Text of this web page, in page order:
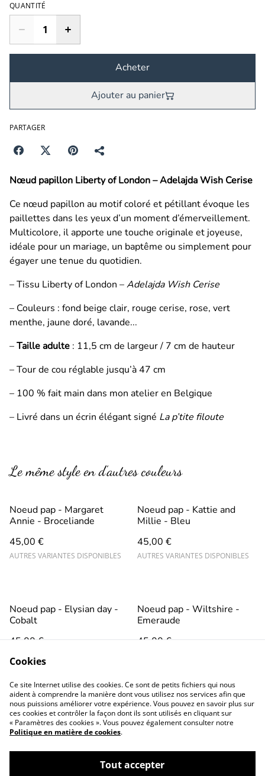
QUANTITÉ
Acheter
Ajouter au panier
PARTAGER
Nœud papillon Liberty of London – Adelajda Wish Cerise
Ce nœud papillon au motif coloré et pétillant évoque les
paillettes dans les yeux d’un moment d’émerveillement.
Multicolore, il apporte une touche originale et joyeuse,
idéale pour un mariage, un baptême ou simplement pour
égayer une tenue du quotidien.
– Tissu Liberty of London –Adelajda Wish Cerise
– Couleurs : fond beige clair, rouge cerise, rose, vert
menthe, jaune doré, lavande...
–Taille adulte : 11,5 cm de largeur / 7 cm de hauteur
– Tour de cou réglable jusqu’à 47 cm
– 100 % fait main dans mon atelier en Belgique
– Livré dans un écrin élégant signé La p’tite filoute
Le même style en d’autres couleurs
Noeud pap - Margaret
Annie - Broceliande
45,00 €
AUTRES VARIANTES DISPONIBLES
Noeud pap - Kattie and
Millie - Bleu
45,00 €
AUTRES VARIANTES DISPONIBLES
Noeud pap - Elysian day -
Cobalt
45,00 €
Noeud pap - Wiltshire -
Emeraude
45,00 €
Conditions générales
Politique de
confidentialité
Cookies
Ce site Internet utilise des cookies. Ce sont de petits fichiers qui nous
aident à comprendre la manière dont vous utilisez nos services afin que
nous puissions améliorer votre expérience. Vous pouvez en savoir plus sur
ces cookies et contrôler la façon dont ils sont utilisés en cliquant sur
« Paramètres des cookies ». Vous pouvez également consulter notre
Politique en matière de cookies.
Tout accepter